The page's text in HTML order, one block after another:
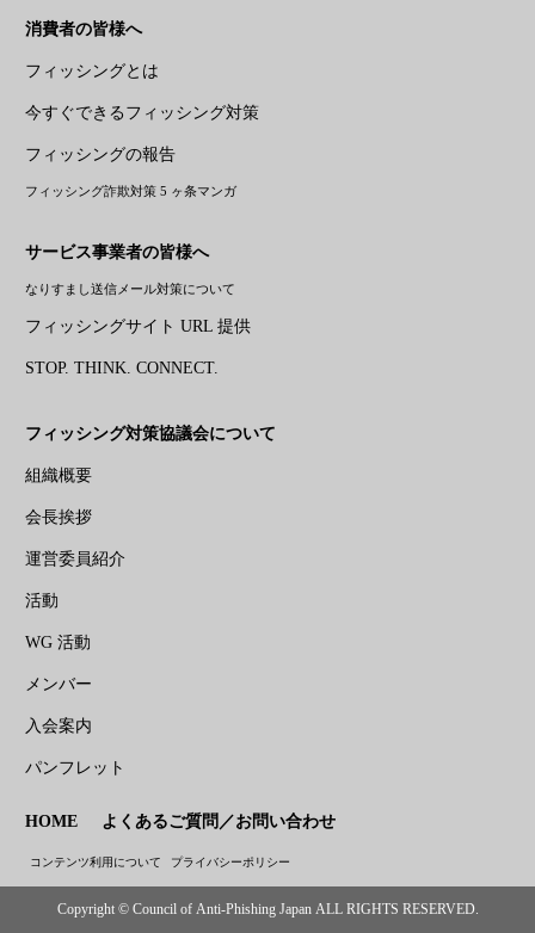
消費者の皆様へ
フィッシングとは
今すぐできるフィッシング対策
フィッシングの報告
フィッシング詐欺対策 5 ヶ条マンガ
サービス事業者の皆様へ
なりすまし送信メール対策について
フィッシングサイト URL 提供
STOP. THINK. CONNECT.
フィッシング対策協議会について
組織概要
会長挨拶
運営委員紹介
活動
WG 活動
メンバー
入会案内
パンフレット
HOME よくあるご質問／お問い合わせ
コンテンツ利用について プライバシーポリシー
Copyright © Council of Anti-Phishing Japan ALL RIGHTS RESERVED.